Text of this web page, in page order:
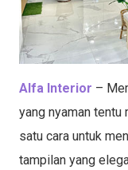
Alfa Interior –
yang nyaman tentu
satu cara untuk
tampilan yang